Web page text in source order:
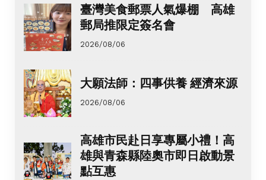
臺灣美食郵票人氣爆棚 高雄
郵局推限定簽名會
2026/08/06
大願法師：四事供養 經濟來源
2026/08/06
高雄市民赴日享專屬小禮！高
雄與青森縣陸奧市即日啟動景
點互惠